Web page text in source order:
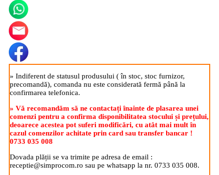
» Indiferent de statusul produsului ( în stoc, stoc furnizor,
precomandă), comanda nu este considerată fermă până la
confirmarea telefonica.
» Vă recomandăm să ne contactați înainte de plasarea unei
comenzi pentru a confirma disponibilitatea stocului și prețului,
deoarece acestea pot suferi modificări, cu atât mai mult în
cazul comenzilor achitate prin card sau transfer bancar !
0733 035 008
Dovada plății se va trimite pe adresa de email :
receptie@simprocom.ro sau pe whatsapp la nr. 0733 035 008.